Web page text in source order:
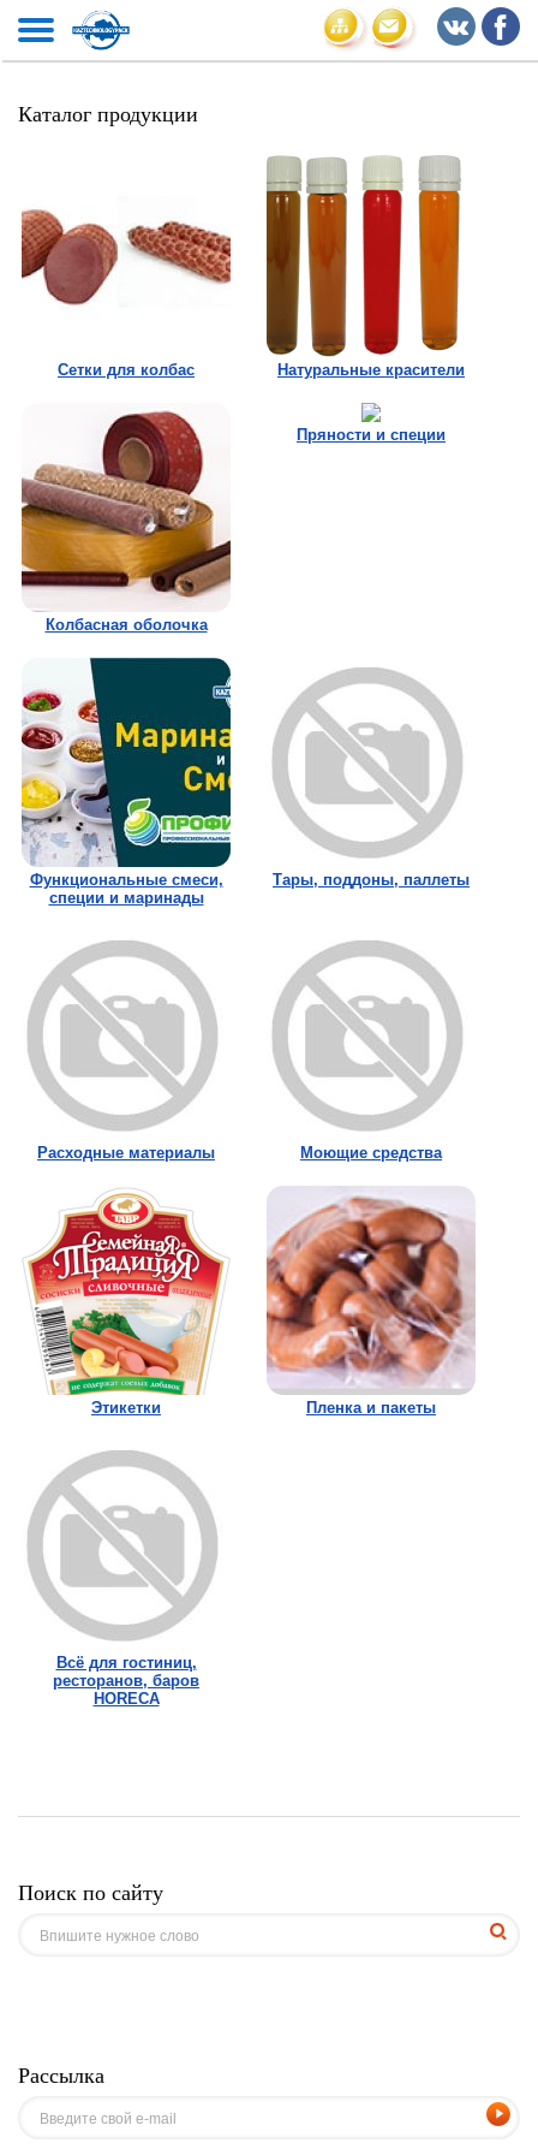
Каталог продукции
Сетки для колбас Натуральные красители
Колбасная оболочка
Пряности и специи
Функциональные смеси,
специи и маринады
Тары, поддоны, паллеты
Расходные материалы Моющие средства
Этикетки Пленка и пакеты
Всё для гостиниц,
ресторанов, баров
HORECA
Поиск по сайту
Рассылка